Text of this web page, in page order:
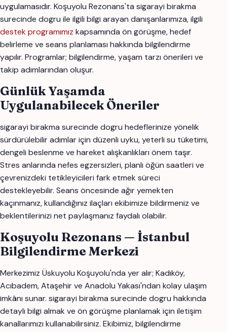
uygulamasıdır. Koşuyolu Rezonans'ta sigarayi birakma
surecinde dogru ile ilgili bilgi arayan danışanlarımıza, ilgili
destek programımız kapsamında ön görüşme, hedef
belirleme ve seans planlaması hakkında bilgilendirme
yapılır. Programlar; bilgilendirme, yaşam tarzı önerileri ve
takip adımlarından oluşur.
Günlük Yaşamda
Uygulanabilecek Öneriler
sigarayi birakma surecinde dogru hedeflerinize yönelik
sürdürülebilir adımlar için düzenli uyku, yeterli su tüketimi,
dengeli beslenme ve hareket alışkanlıkları önem taşır.
Stres anlarında nefes egzersizleri, planlı öğün saatleri ve
çevrenizdeki tetikleyicileri fark etmek süreci
destekleyebilir. Seans öncesinde ağır yemekten
kaçınmanız, kullandığınız ilaçları ekibimize bildirmeniz ve
beklentilerinizi net paylaşmanız faydalı olabilir.
Koşuyolu Rezonans — İstanbul
Bilgilendirme Merkezi
Merkezimiz Üskuyolu Koşuyolu'nda yer alır; Kadıköy,
Acıbadem, Ataşehir ve Anadolu Yakası'ndan kolay ulaşım
imkânı sunar. sigarayi birakma surecinde dogru hakkında
detaylı bilgi almak ve ön görüşme planlamak için iletişim
kanallarımızı kullanabilirsiniz. Ekibimiz, bilgilendirme